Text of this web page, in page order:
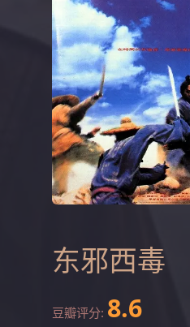
东邪西毒
豆瓣评分: 8.6